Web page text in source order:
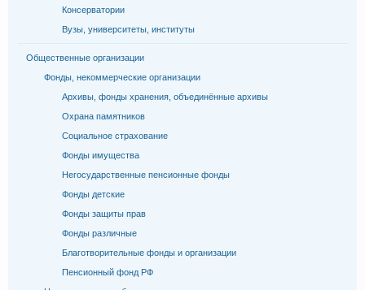
Консерватории
Вузы, университеты, институты
Общественные организации
Фонды, некоммерческие организации
Архивы, фонды хранения, объединённые архивы
Охрана памятников
Социальное страхование
Фонды имущества
Негосударственные пенсионные фонды
Фонды детские
Фонды защиты прав
Фонды различные
Благотворительные фонды и организации
Пенсионный фонд РФ